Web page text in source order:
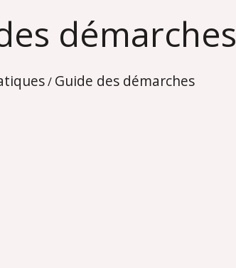
démarches
/ Guide des démarches